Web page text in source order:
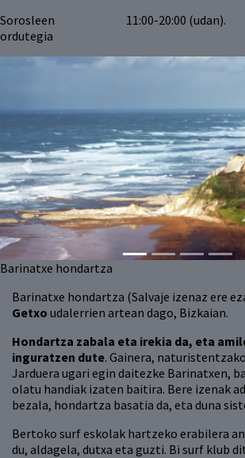
Barinatxe hondartza (Salvaje izenaz ere
Getxo udalerrien artean dago, Bizkaian.
Hondartza zabala eta irekia da, eta
inguratzen dute. Gainera,
Jarduera ugari egin daitezke Barinatxen,
olatu handiak izaten baitira. Bere izenak
bezala, hondartza basatia da, eta duna
Bertoko surf eskolak hartzeko erabilera
du, aldagela, dutxa eta guzti. Bi surf klub
Sorosleen
ordutegia
11:00-20:00 (udan).
Barinatxe hondartza
Previous